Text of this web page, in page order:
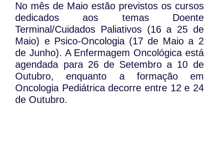
No mês de Maio estão previstos os cursos
dedicados aos temas Doente
Terminal/Cuidados Paliativos (16 a 25 de
Maio) e Psico-Oncologia (17 de Maio a 2
de Junho). A Enfermagem Oncológica está
agendada para 26 de Setembro a 10 de
Outubro, enquanto a formação em
Oncologia Pediátrica decorre entre 12 e 24
de Outubro.